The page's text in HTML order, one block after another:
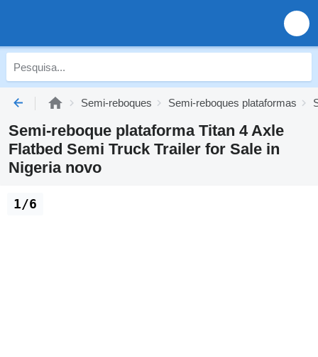
Semi-reboques Semi-reboques plataformas
Semi-reboque plataforma Titan 4 Axle
Flatbed Semi Truck Trailer for Sale in
Nigeria novo
1/6